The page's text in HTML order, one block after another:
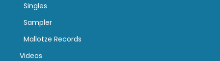
Singles
Sampler
Mallotze Records
Videos